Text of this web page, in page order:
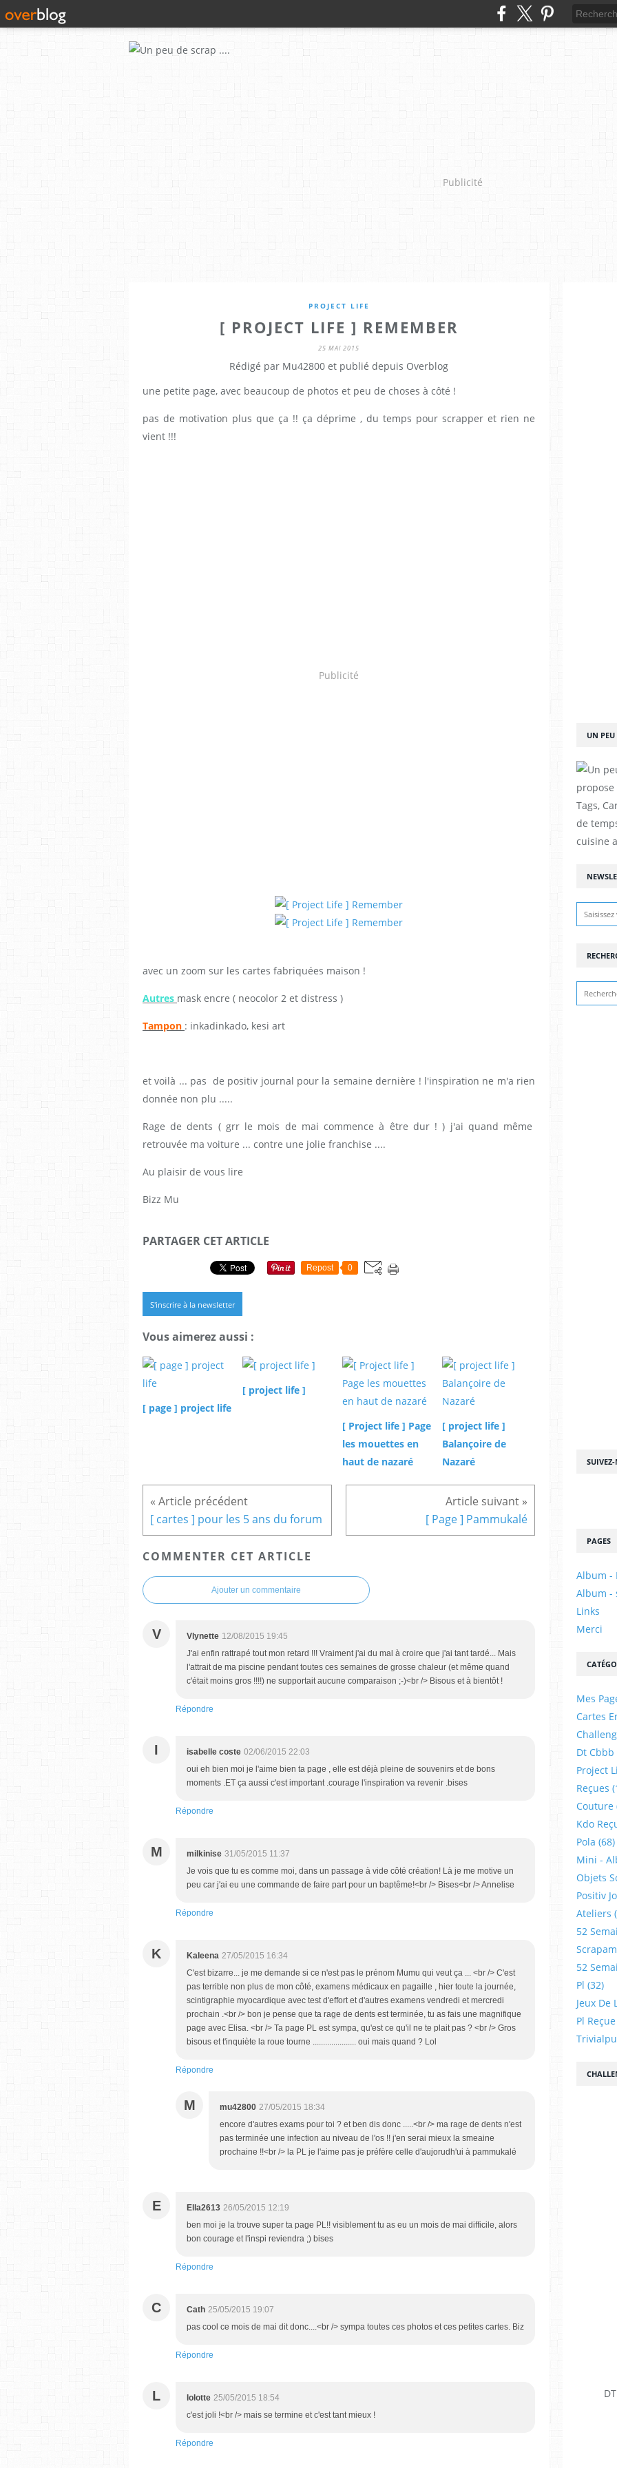
Publicité
PROJECT LIFE
[ PROJECT LIFE ] REMEMBER
25 MAI 2015
Rédigé par Mu42800 et publié depuis Overblog
une petite page, avec beaucoup de photos et peu de choses à côté !
pas de motivation plus que ça !! ça déprime , du temps pour scrapper et rien ne
vient !!!
Publicité
avec un zoom sur les cartes fabriquées maison !
Autres mask encre ( neocolor 2 et distress )
Tampon : inkadinkado, kesi art
et voilà ... pas de positiv journal pour la semaine dernière ! l'inspiration ne m'a rien
donnée non plu .....
Rage de dents ( grr le mois de mai commence à être dur ! ) j'ai quand même
retrouvée ma voiture ... contre une jolie franchise ....
Au plaisir de vous lire
Bizz Mu
PARTAGER CET ARTICLE
Repost 0
S'inscrire à la newsletter
Vous aimerez aussi :
[ page ] project life
[ project life ]
[ Project life ] Page
les mouettes en
haut de nazaré
[ project life ]
Balançoire de
Nazaré
[ cartes ] pour les 5 ans du forum [ Page ] Pammukalé
COMMENTER CET ARTICLE
Ajouter un commentaire
V Vlynette 12/08/2015 19:45
J'ai enfin rattrapé tout mon retard !!! Vraiment j'ai du mal à croire que j'ai tant tardé... Mais
l'attrait de ma piscine pendant toutes ces semaines de grosse chaleur (et même quand
c'était moins gros !!!!) ne supportait aucune comparaison ;-)<br /> Bisous et à bientôt !
Répondre
I isabelle coste 02/06/2015 22:03
oui eh bien moi je l'aime bien ta page , elle est déjà pleine de souvenirs et de bons
moments .ET ça aussi c'est important .courage l'inspiration va revenir .bises
Répondre
M milkinise 31/05/2015 11:37
Je vois que tu es comme moi, dans un passage à vide côté création! Là je me motive un
peu car j'ai eu une commande de faire part pour un baptême!<br /> Bises<br /> Annelise
Répondre
K Kaleena 27/05/2015 16:34
C'est bizarre... je me demande si ce n'est pas le prénom Mumu qui veut ça ... <br /> C'est
pas terrible non plus de mon côté, examens médicaux en pagaille , hier toute la journée,
scintigraphie myocardique avec test d'effort et d'autres examens vendredi et mercredi
prochain .<br /> bon je pense que ta rage de dents est terminée, tu as fais une magnifique
page avec Elisa. <br /> Ta page PL est sympa, qu'est ce qu'il ne te plait pas ? <br /> Gros
bisous et t'inquiète la roue tourne ..................... oui mais quand ? Lol
Répondre
M mu42800 27/05/2015 18:34
encore d'autres exams pour toi ? et ben dis donc .....<br /> ma rage de dents n'est
pas terminée une infection au niveau de l'os !! j'en serai mieux la smeaine
prochaine !!<br /> la PL je l'aime pas je préfère celle d'aujorudh'ui à pammukalé
E Ella2613 26/05/2015 12:19
ben moi je la trouve super ta page PL!! visiblement tu as eu un mois de mai difficile, alors
bon courage et l'inspi reviendra ;) bises
Répondre
C Cath 25/05/2015 19:07
pas cool ce mois de mai dit donc....<br /> sympa toutes ces photos et ces petites cartes. Biz
Répondre
L lolotte 25/05/2015 18:54
c'est joli !<br /> mais se termine et c'est tant mieux !
Répondre
UN PEU
propose
Tags,
de
cuisine
PAGES
Album -
Album -
Links
Merci
Mes
Cartes
Dt Cbbb
Project
Reçues
Couture
Kdo
Pola (68)
Mini -
Objets
Positiv
Ateliers
52
52
Pl (32)
Jeux De
Pl Reçue